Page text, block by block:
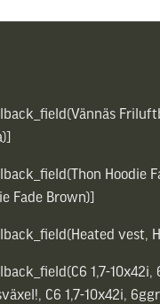
Hoodie
Fade Brown)]
vest,
1,7-10x42i,
C6 1,7-10x42i, 6ggr